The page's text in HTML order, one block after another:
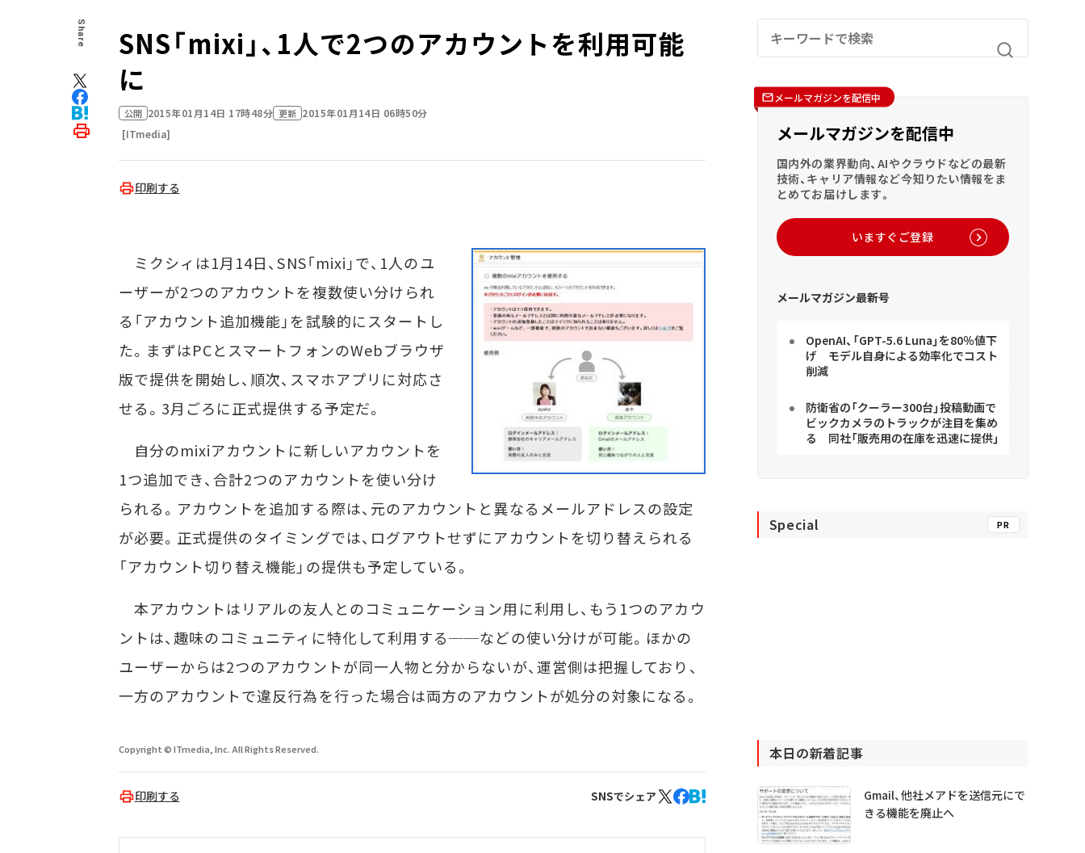
Share
SNS「mixi」、1人で2つのアカウントを利用可能
に
公開 2015年01月14日 17時48分 更新 2015年01月14日 06時50分
[ITmedia]
印刷する
ミクシィは1月14日、SNS「mixi」で、1人のユ
ーザーが2つのアカウントを複数使い分けられ
る「アカウント追加機能」を試験的にスタートし
た。まずはPCとスマートフォンのWebブラウザ
版で提供を開始し、順次、スマホアプリに対応さ
せる。3月ごろに正式提供する予定だ。
自分のmixiアカウントに新しいアカウントを
1つ追加でき、合計2つのアカウントを使い分け
られる。アカウントを追加する際は、元のアカウントと異なるメールアドレスの設定
が必要。正式提供のタイミングでは、ログアウトせずにアカウントを切り替えられる
「アカウント切り替え機能」の提供も予定している。
本アカウントはリアルの友人とのコミュニケーション用に利用し、もう1つのアカウ
ントは、趣味のコミュニティに特化して利用する──などの使い分けが可能。ほかの
ユーザーからは2つのアカウントが同一人物と分からないが、運営側は把握しており、
一方のアカウントで違反行為を行った場合は両方のアカウントが処分の対象になる。
Copyright © ITmedia, Inc. All Rights Reserved.
印刷する SNSでシェア
メールマガジンを配信中
メールマガジンを配信中
国内外の業界動向、AIやクラウドなどの最新
技術、キャリア情報など今知りたい情報をま
とめてお届けします。
いますぐご登録
メールマガジン最新号
OpenAI、「GPT-5.6 Luna」を80％値下
げ モデル自身による効率化でコスト
削減
防衛省の「クーラー300台」投稿動画で
ビックカメラのトラックが注目を集め
る 同社「販売用の在庫を迅速に提供」
Special PR
本日の新着記事
Gmail、他社メアドを送信元にで
きる機能を廃止へ